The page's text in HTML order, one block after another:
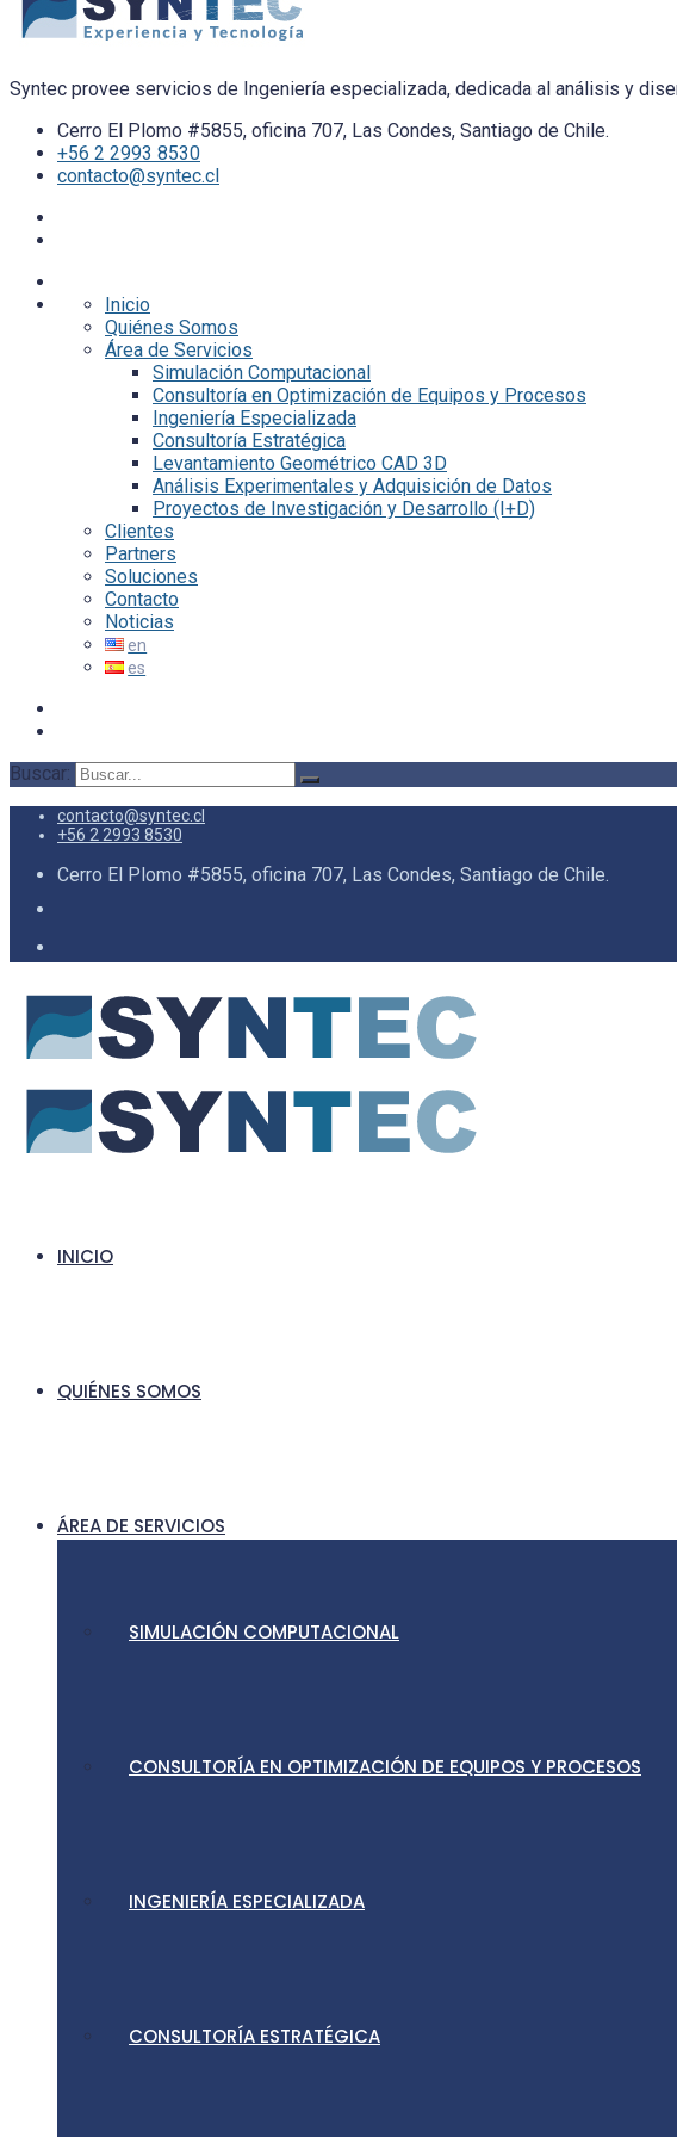
Syntec provee servicios de Ingeniería especializada, dedicada al análisis y
Cerro El Plomo #5855, oficina 707, Las Condes, Santiago de Chile.
+56 2 2993 8530
contacto@syntec.cl
Inicio
Quiénes Somos
Área de Servicios
Simulación Computacional
Consultoría en Optimización de Equipos y Procesos
Ingeniería Especializada
Consultoría Estratégica
Levantamiento Geométrico CAD 3D
Análisis Experimentales y Adquisición de Datos
Proyectos de Investigación y Desarrollo (I+D)
Clientes
Partners
Soluciones
Contacto
Noticias
Buscar:
contacto@syntec.cl
+56 2 2993 8530
Cerro El Plomo #5855, oficina 707, Las Condes, Santiago de Chile.
INICIO
QUIÉNES SOMOS
ÁREA DE SERVICIOS
SIMULACIÓN COMPUTACIONAL
CONSULTORÍA EN OPTIMIZACIÓN DE EQUIPOS Y PROCESOS
INGENIERÍA ESPECIALIZADA
CONSULTORÍA ESTRATÉGICA